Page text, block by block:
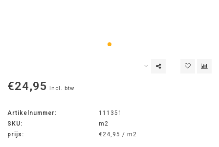
€24,95 Incl. btw
Artikelnummer:
111351
SKU:
m2
prijs:
€24,95 / m2